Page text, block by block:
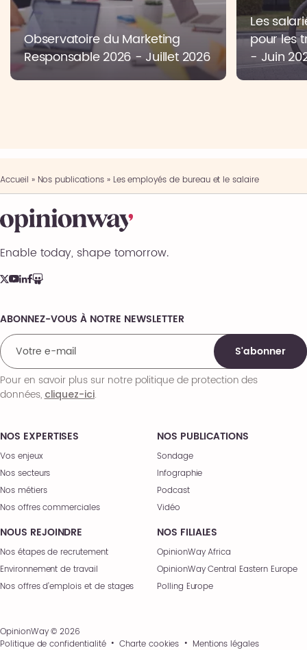
Observatoire du Marketing
Responsable 2026 - Juillet 2026
Les
pour les
- Juin
Accueil » Nos publications» Les employés de bureau et le salaire
Enable today, shape tomorrow.
NOS EXPERTISES
Vos enjeux
Nos secteurs
Nos métiers
Nos offres commerciales
NOS PUBLICATIONS
Sondage
Infographie
Podcast
Vidéo
NOUS REJOINDRE
Nos étapes de recrutement
Environnement de travail
Nos offres d’emplois et de stages
NOS FILIALES
OpinionWay Africa
OpinionWay Central Eastern Europe
Polling Europe
Comments
ABONNEZ-VOUS À NOTRE NEWSLETTER
S'abonner
Pour en savoir plus sur notre politique de protection des
données,cliquez-ici.
OpinionWay © 2026
Politique de confidentialité
Charte cookies Mentions légales